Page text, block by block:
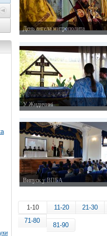
День ангела митрополита
У Жидичині
Випуск у ВПБА
1-10 11-20
21-30
71-80
81-90